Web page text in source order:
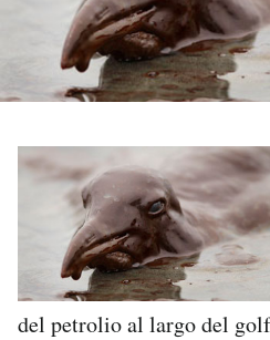
NEWSLETTER
SHOP
CALENDARIO
del petrolio al largo del